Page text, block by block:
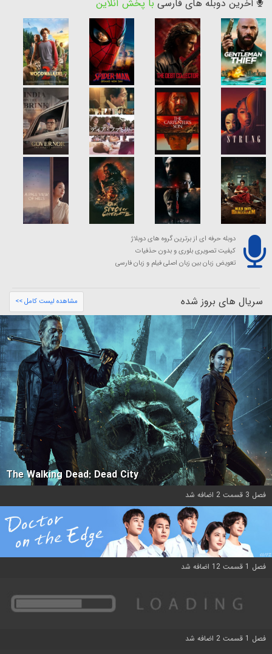
آخرین دوبله های فارسی با پخش آنلاین
دوبله حرفه ای از برترین گروه های دوبلاژ
کیفیت تصویری بلوری و بدون حذفیات
تعویض زبان بین زبان اصلی فیلم و زبان فارسی
سریال های بروز شده مشاهده لیست کامل >>
The Walking Dead: Dead City
فصل 3 قسمت 2 اضافه شد
فصل 1 قسمت 12 اضافه شد
فصل 1 قسمت 2 اضافه شد